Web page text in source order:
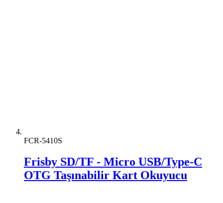
FCR-5410S
Frisby SD/TF - Micro USB/Type-C
OTG Taşınabilir Kart Okuyucu